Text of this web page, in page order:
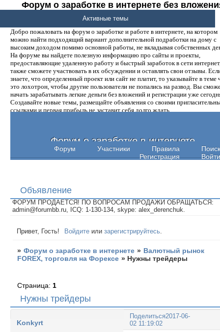
Форум о заработке в интернете без
денег.
Добро пожаловать на форум о заработке и работе в интернете, на котором
можно найти подходящий вариант дополнительной подработки на дому с
высоким доходом помимо основной работы, не вкладывая собственных
На форуме вы найдете полезную информацию про сайты и проекты,
предоставляющие удаленную работу и быстрый заработок в сети
также сможете участвовать в их обсуждении и оставлять свои отзывы.
знаете, что определенный проект или сайт не платит, то указывайте в теме
это лохотрон, чтобы другие пользователи не попались на развод. Вы
начать зарабатывать легкие деньги без вложений и регистрации уже
Создавайте новые темы, размещайте объявления со своими
ссылками и первая прибыль не заставит себя долго ждать.
Форум о заработке в интернете
Форум Участники Правила
Поиск
Регистрация
Войти
Активные темы
Объявление
ФОРУМ ПРОДАЕТСЯ! ПО ВОПРОСАМ ПРОДАЖИ ОБРАЩАТЬСЯ:
admin@forumbb.ru, ICQ: 1-130-134, skype: alex_derenchuk.
Привет, Гость! Войдите илизарегистрируйтесь
» Форум о заработке в интернете » Валютный рынок
FOREX, торговля на Форексе » Нужны трейдеры
Нужны трейдеры
Страница: 1
Поделиться2017-06-
02 11:19:02
Konkyrt